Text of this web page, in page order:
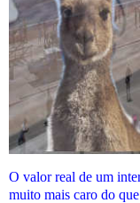
O valor real de um
muito mais caro do